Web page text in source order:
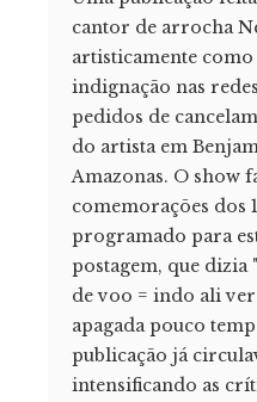
cantor de arrocha
artisticamente como
indignação nas
pedidos de
do artista em
Amazonas. O show
comemorações dos
programado para
postagem, que dizia
de voo = indo ali
apagada pouco
publicação já
intensificando as